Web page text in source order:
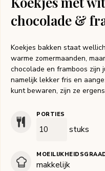
chocolade &
Koekjes bakken staat
warme zomermaanden,
chocolade en framboos zijn
namelijk lekker fris en
kunt bewaren, zijn ze
PORTIES
stuks
makkelijk